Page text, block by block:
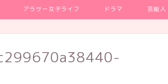
アラサー女子ライフ ドラマ 芸能人